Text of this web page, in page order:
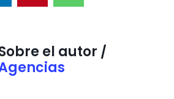
el autor /